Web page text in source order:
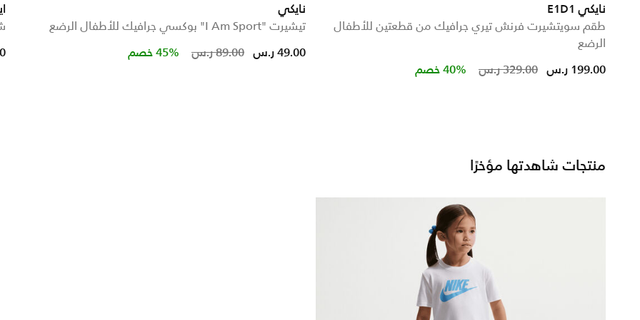
نايكي E1D1
طقم سويتشيرت فرنش تيري جرافيك من قطعتين للأطفال
الرضع
Price reduced from
329.00 ر.س to 199.00 ر.س 40% خصم
نايكي
تيشيرت "I Am Sport" بوكسي جرافيك للأطفال الرضع
Price reduced from
89.00 ر.س
to 49.00 ر.س 45% خصم
منتجات شاهدتها مؤخرًا